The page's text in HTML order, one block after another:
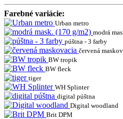
Farebné variácie:
Urban metro
modrá
púštna - 3 farby
červená
BW tropik
BW fleck
tiger
WH Splinter
digital púštna
Digital woodland
Brit DPM